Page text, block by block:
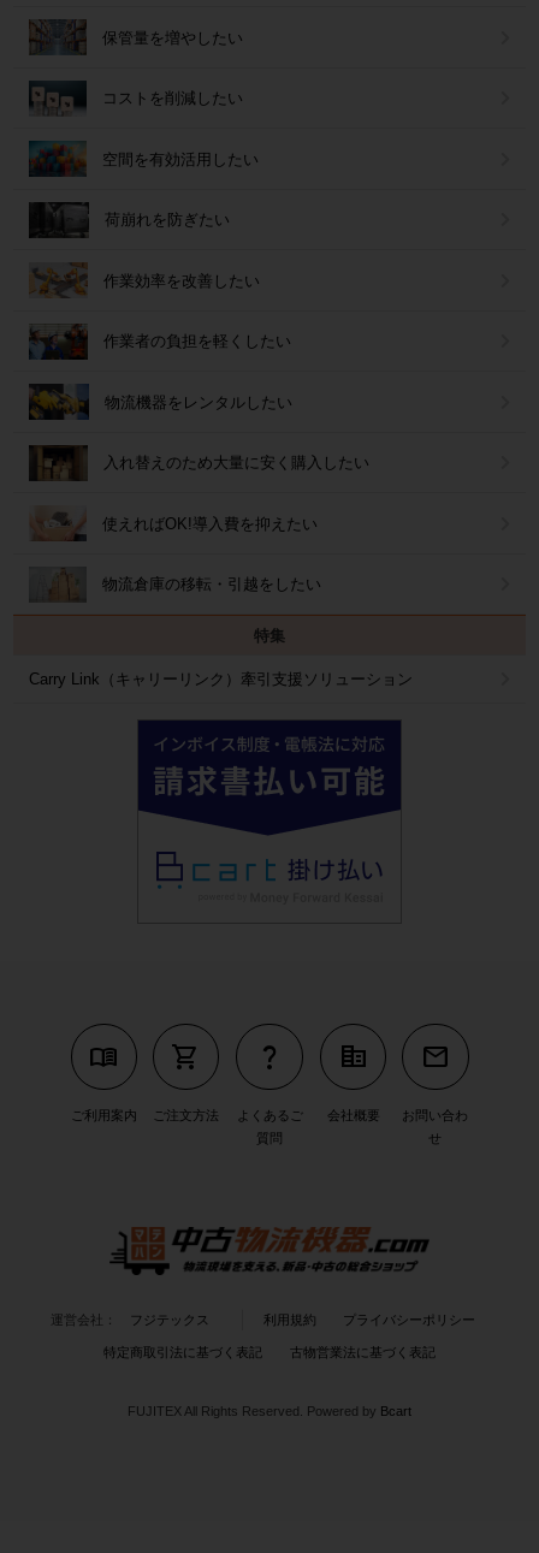
保管量を増やしたい
コストを削減したい
空間を有効活用したい
荷崩れを防ぎたい
作業効率を改善したい
作業者の負担を軽くしたい
物流機器をレンタルしたい
入れ替えのため大量に安く購入したい
使えればOK!導入費を抑えたい
物流倉庫の移転・引越をしたい
特集
Carry Link（キャリーリンク）牽引支援ソリューション
menu_book
ご利用案内
shopping_cart
ご注文方法
question_mark
よくあるご
質問
corporate_fare
会社概要
mail
お問い合わ
せ
運営会社： フジテックス 利用規約 プライバシーポリシー
特定商取引法に基づく表記 古物営業法に基づく表記
FUJITEX All Rights Reserved. Powered by Bcart